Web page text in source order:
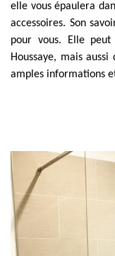
elle vous épaulera
accessoires. Son
pour vous. Elle
Houssaye, mais
amples informations